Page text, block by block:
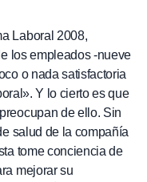
Laboral 2008,
los empleados -nueve
o nada satisfactoria
Y lo cierto es que
de ello. Sin
salud de la compañía
tome conciencia de
mejorar su